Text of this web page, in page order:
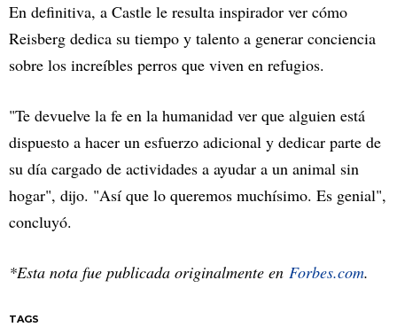
En definitiva, a Castle le resulta inspirador ver cómo
Reisberg dedica su tiempo y talento a generar conciencia
sobre los increíbles perros que viven en refugios.
"Te devuelve la fe en la humanidad ver que alguien está
dispuesto a hacer un esfuerzo adicional y dedicar parte de
su día cargado de actividades a ayudar a un animal sin
hogar", dijo. "Así que lo queremos muchísimo. Es genial",
concluyó.
*Esta nota fue publicada originalmente en Forbes.com.
TAGS